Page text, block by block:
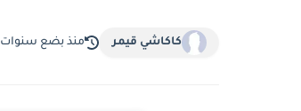
كاكاشي قيمر منذ بضع سنوات